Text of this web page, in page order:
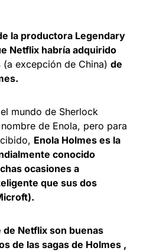
la productora Legendary
Netflix habría adquirido
(a excepción de China) de
mundo de Sherlock
de Enola, pero para
Enola Holmes es la
conocido
ocasiones a
que sus dos
Netflix son buenas
de las sagas de Holmes ,